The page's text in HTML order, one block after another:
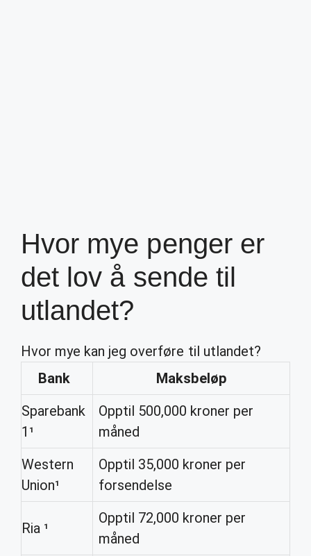
Hvor mye penger er
det lov å sende til
utlandet?
Hvor mye kan jeg overføre til utlandet?
Bank
Maksbeløp
Sparebank
1¹
Opptil 500,000 kroner per
måned
Western
Union¹
Opptil 35,000 kroner per
forsendelse
Ria ¹
Opptil 72,000 kroner per
måned